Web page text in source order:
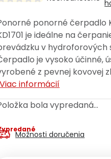
ponorné čerpadlo
je ideálne na
v hydroforových
je vysoko účinné,
z pevnej kovovej
Viac informácií
bola vypredaná…
Možnosti doručenia